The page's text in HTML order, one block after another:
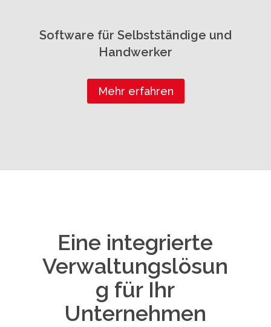
Software für Selbstständige und
Handwerker
Mehr erfahren
Eine integrierte
Verwaltungslösun
g für Ihr
Unternehmen